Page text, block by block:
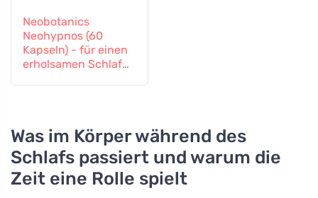
Neobotanics
Neohypnos (60
Kapseln) - für einen
erholsamen Schlaf
Was im Körper während des
Schlafs passiert und warum die
Zeit eine Rolle spielt